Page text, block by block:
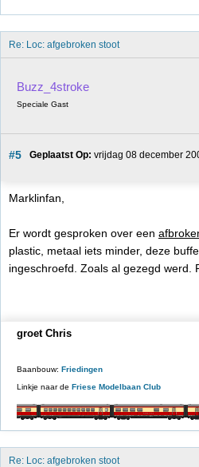
Re: Loc: afgebroken stoot
Buzz_4stroke
Speciale Gast
#5 Geplaatst Op: vrijdag 08 december
Marklinfan,
Er wordt gesproken over een
plastic, metaal iets minder, deze
ingeschroefd. Zoals al gezegd werd.
groet Chris
Baanbouw: Friedingen
Linkje naar de Friese Modelbaan Club
Re: Loc: afgebroken stoot